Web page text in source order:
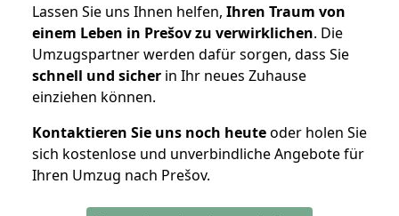
Lassen Sie uns Ihnen helfen, Ihren Traum von
einem Leben in Prešov zu verwirklichen. Die
Umzugspartner werden dafür sorgen, dass Sie
schnell und sicher in Ihr neues Zuhause
einziehen können.
Kontaktieren Sie uns noch heuteoder holen Sie
sich kostenlose und unverbindliche Angebote für
Ihren Umzug nach Prešov.